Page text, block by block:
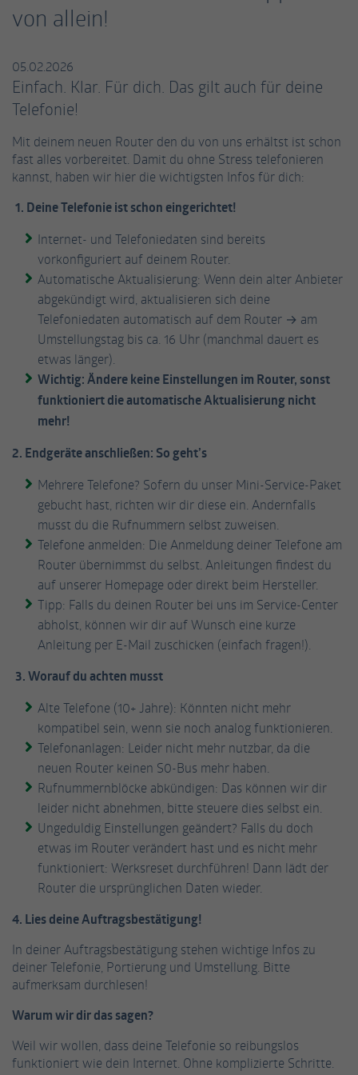
von allein!
05.02.2026
Einfach. Klar. Für dich. Das gilt auch für deine
Telefonie!
Mit deinem neuen Router den du von uns erhältst ist schon
fast alles vorbereitet. Damit du ohne Stress telefonieren
kannst, haben wir hier die wichtigsten Infos für dich:
1. Deine Telefonie ist schon eingerichtet!
Internet- und Telefoniedaten sind bereits
vorkonfiguriert auf deinem Router.
Automatische Aktualisierung: Wenn dein alter Anbieter
abgekündigt wird, aktualisieren sich deine
Telefoniedaten automatisch auf dem Router → am
Umstellungstag bis ca. 16 Uhr (manchmal dauert es
etwas länger).
Wichtig: Ändere keine Einstellungen im Router, sonst
funktioniert die automatische Aktualisierung nicht
mehr!
2. Endgeräte anschließen: So geht’s
Mehrere Telefone? Sofern du unser Mini-Service-Paket
gebucht hast, richten wir dir diese ein. Andernfalls
musst du die Rufnummern selbst zuweisen.
Telefone anmelden: Die Anmeldung deiner Telefone am
Router übernimmst du selbst. Anleitungen findest du
auf unserer Homepage oder direkt beim Hersteller.
Tipp: Falls du deinen Router bei uns im Service-Center
abholst, können wir dir auf Wunsch eine kurze
Anleitung per E-Mail zuschicken (einfach fragen!).
3. Worauf du achten musst
Alte Telefone (10+ Jahre): Könnten nicht mehr
kompatibel sein, wenn sie noch analog funktionieren.
Telefonanlagen: Leider nicht mehr nutzbar, da die
neuen Router keinen S0-Bus mehr haben.
Rufnummernblöcke abkündigen: Das können wir dir
leider nicht abnehmen, bitte steuere dies selbst ein.
Ungeduldig Einstellungen geändert? Falls du doch
etwas im Router verändert hast und es nicht mehr
funktioniert: Werksreset durchführen! Dann lädt der
Router die ursprünglichen Daten wieder.
4. Lies deine Auftragsbestätigung!
In deiner Auftragsbestätigung stehen wichtige Infos zu
deiner Telefonie, Portierung und Umstellung. Bitte
aufmerksam durchlesen!
Warum wir dir das sagen?
Weil wir wollen, dass deine Telefonie so reibungslos
funktioniert wie dein Internet. Ohne komplizierte Schritte.
Anbieter
Laufzeit
Zweck
Dieses Cookie ist ein Standard-Session-
Cookie von TYPO3. Es speichert im Falle eines
Benutzer-Logins die Session-ID. So kann der
und es wird ihm Zugang zu geschützten
Name cookie_optin
Anbieter
Laufzeit 1 Jahr
Enthält die gewählten Tracking-Optin-
Einstellungen.
Statistiken
Diese Gruppe beinhaltet alle Skripte für analytisches Tracking
und zugehörige Cookies. Es hilft uns die Nutzererfahrung der
Name _ga
Anbieter Google Analytics
Laufzeit 2 Jahre
Zweck
Dieses Cookie wird von Google Analytics
installiert. Das Cookie wird verwendet, um
Besucher-, Sitzungs- und Kampagnendaten
zu berechnen und die Nutzung der Website
für den Analysebericht der Website zu
verfolgen. Die Cookies speichern
Informationen anonym und weisen eine
randoly generierte Nummer zu, um
eindeutige Besucher zu identifizieren.
Name _gid
Laufzeit 1 Tag
Zweck
Dieses Cookie wird von Google Analytics
installiert. Das Cookie wird verwendet, um
Informationen darüber zu speichern, wie
Besucher eine Website nutzen, und hilft bei
der Erstellung eines Analyseberichts darüber,
wie es der Website geht. Die erhobenen
Daten umfassen die Anzahl der Besucher, die
in anonymisierter Form.
Name _gat_UA-53926628-3
Anbieter Google Analytics
Laufzeit 1 Minute
Cookie vom Mustertyp, bei dem das
Musterelement auf dem Namen die
eindeutige Identitätsnummer des Kontos
oder der Website enthält, auf das es sich
bezieht. Es scheint eine Variation des _gat-
Cookies zu sein, das verwendet wird, um die
von Google auf Websites mit hohem Traffic-
begrenzen.
Name _fbp
Cookie-Informationen anzeigen
Externe Inhalte
Wir verwenden auf unserer Website externe Inhalte, um Ihnen
zusätzliche Informationen anzubieten.